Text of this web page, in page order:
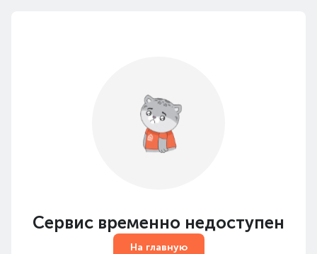
Сервис временно недоступен
На главную